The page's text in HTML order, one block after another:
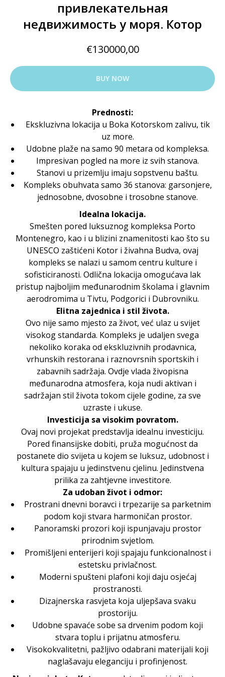
привлекательная
недвижимость у моря. Котор
€130000,00
BUY NOW
Prednosti:
Ekskluzivna lokacija u Boka Kotorskom zalivu, tik
uz more.
Udobne plaže na samo 90 metara od kompleksa.
Impresivan pogled na more iz svih stanova.
Stanovi u prizemlju imaju sopstvenu baštu.
Kompleks obuhvata samo 36 stanova: garsonjere,
jednosobne, dvosobne i trosobne stanove.
Idealna lokacija.
Smešten pored luksuznog kompleksa Porto
Montenegro, kao i u blizini znamenitosti kao što su
UNESCO zaštićeni Kotor i živahna Budva, ovaj
kompleks se nalazi u samom centru kulture i
sofisticiranosti. Odlična lokacija omogućava lak
pristup najboljim međunarodnim školama i glavnim
aerodromima u Tivtu, Podgorici i Dubrovniku.
Elitna zajednica i stil života.
Ovo nije samo mjesto za život, već ulaz u svijet
visokog standarda. Kompleks je udaljen svega
nekoliko koraka od ekskluzivnih prodavnica,
vrhunskih restorana i raznovrsnih sportskih i
zabavnih sadržaja. Ovdje vlada živopisna
međunarodna atmosfera, koja nudi aktivan i
sadržajan stil života tokom cijele godine, za sve
uzraste i ukuse.
Investicija sa visokim povratom.
Ovaj novi projekat predstavlja idealnu investiciju.
Pored finansijske dobiti, pruža mogućnost da
postanete dio svijeta u kojem se luksuz, udobnost i
kultura spajaju u jedinstvenu cjelinu. Jedinstvena
prilika za zahtjevne investitore.
Za udoban život i odmor:
Prostrani dnevni boravci i trpezarije sa parketnim
podom koji stvara harmoničan prostor.
Panoramski prozori koji ispunjavaju prostor
prirodnim svjetlom.
Promišljeni enterijeri koji spajaju funkcionalnost i
estetsku privlačnost.
Moderni spušteni plafoni koji daju osjećaj
prostranosti.
Dizajnerska rasvjeta koja uljepšava svaku
prostoriju.
Udobne spavaće sobe sa drvenim podom koji
stvara toplu i prijatnu atmosferu.
Visokokvalitetni, pažljivo odabrani materijali koji
naglašavaju eleganciju i profinjenost.